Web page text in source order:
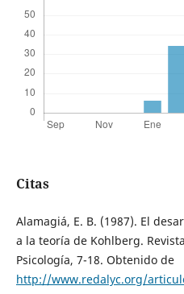
Citas
Alamagiá, E. B. (1987). El
a la teoría de Kohlberg.
Psicología, 7-18. Obtenido de
http://www.redalyc.org/